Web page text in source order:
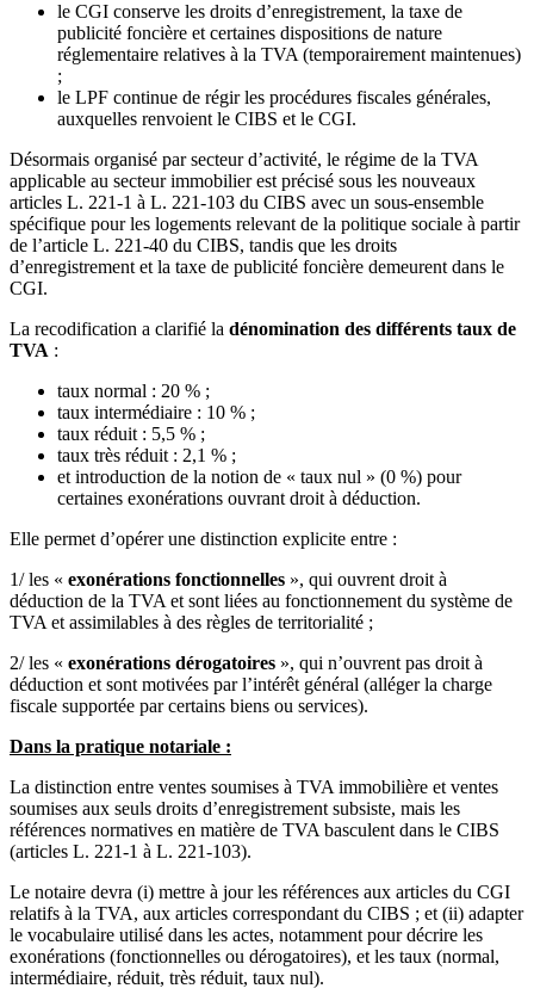
le CGI conserve les droits d’enregistrement, la taxe de
publicité foncière et certaines dispositions de nature
réglementaire relatives à la TVA (temporairement maintenues)
;
le LPF continue de régir les procédures fiscales générales,
auxquelles renvoient le CIBS et le CGI.
Désormais organisé par secteur d’activité, le régime de la TVA
applicable au secteur immobilier est précisé sous les nouveaux
articles L. 221-1 à L. 221-103 du CIBS avec un sous‑ensemble
spécifique pour les logements relevant de la politique sociale à partir
de l’article L. 221‑40 du CIBS, tandis que les droits
d’enregistrement et la taxe de publicité foncière demeurent dans le
CGI.
La recodification a clarifié la dénomination des différents taux de
TVA :
taux normal : 20 % ;
taux intermédiaire : 10 % ;
taux réduit : 5,5 % ;
taux très réduit : 2,1 % ;
et introduction de la notion de « taux nul » (0 %) pour
certaines exonérations ouvrant droit à déduction.
Elle permet d’opérer une distinction explicite entre :
1/ les « exonérations fonctionnelles », qui ouvrent droit à
déduction de la TVA et sont liées au fonctionnement du système de
TVA et assimilables à des règles de territorialité ;
2/ les « exonérations dérogatoires », qui n’ouvrent pas droit à
déduction et sont motivées par l’intérêt général (alléger la charge
fiscale supportée par certains biens ou services).
Dans la pratique notariale :
La distinction entre ventes soumises à TVA immobilière et ventes
soumises aux seuls droits d’enregistrement subsiste, mais les
références normatives en matière de TVA basculent dans le CIBS
(articles L. 221‑1 à L. 221‑103).
Le notaire devra (i) mettre à jour les références aux articles du CGI
relatifs à la TVA, aux articles correspondant du CIBS ; et (ii) adapter
le vocabulaire utilisé dans les actes, notamment pour décrire les
exonérations (fonctionnelles ou dérogatoires), et les taux (normal,
intermédiaire, réduit, très réduit, taux nul).